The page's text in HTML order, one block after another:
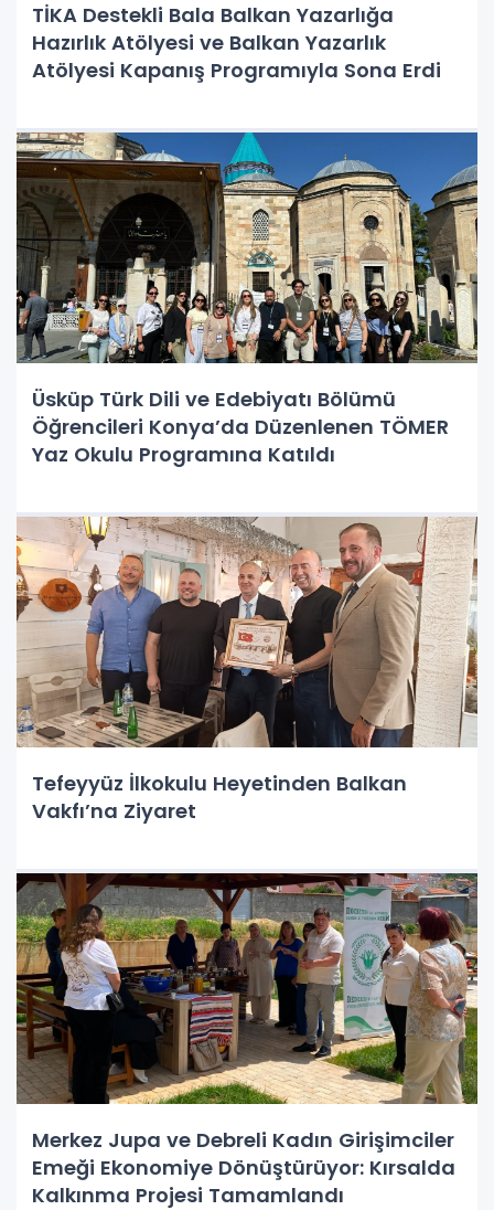
TİKA Destekli Bala Balkan Yazarlığa
Hazırlık Atölyesi ve Balkan Yazarlık
Atölyesi Kapanış Programıyla Sona Erdi
Üsküp Türk Dili ve Edebiyatı Bölümü
Öğrencileri Konya’da Düzenlenen TÖMER
Yaz Okulu Programına Katıldı
Tefeyyüz İlkokulu Heyetinden Balkan
Vakfı’na Ziyaret
Merkez Jupa ve Debreli Kadın Girişimciler
Emeği Ekonomiye Dönüştürüyor: Kırsalda
Kalkınma Projesi Tamamlandı